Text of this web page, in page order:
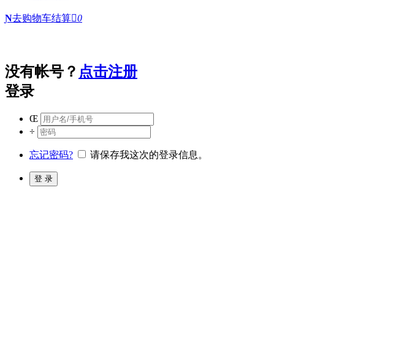
Ɲ去购物车结算0
没有帐号？ 点击注册
登录
Œ
÷
忘记密码? 请保存我这次的登录信息。